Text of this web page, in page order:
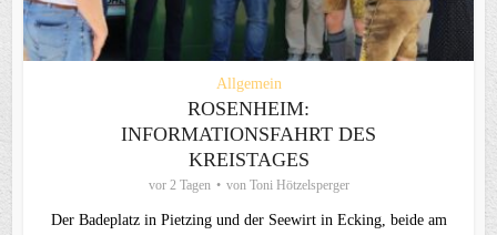
Allgemein
ROSENHEIM:
INFORMATIONSFAHRT DES
KREISTAGES
vor 2 Tagen von Toni Hötzelsperger
Der Badeplatz in Pietzing und der Seewirt in Ecking, beide am